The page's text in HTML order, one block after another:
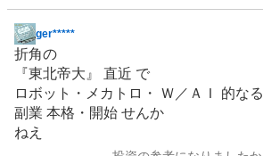
掲
示
記
事
ger*****
折角の
『東北帝大』 直近 で
ロボット・メカトロ・ Ｗ／ＡＩ 的なる
副業 本格・開始 せんか
ねえ